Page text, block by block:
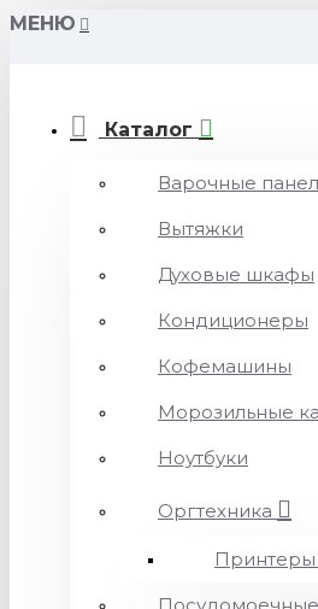
МЕНЮ
Каталог
Варочные
Вытяжки
Духовые шкафы
Кондиционеры
Кофемашины
Морозильные
Ноутбуки
Оргтехника